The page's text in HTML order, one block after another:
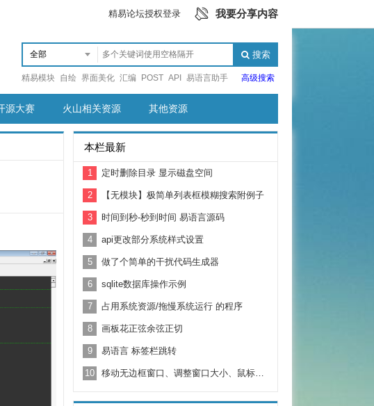
精易论坛授权登录 我要分享内容
搜索
精易模块 自绘 界面美化 汇编 POST API 易语言助手 高级搜索
源大赛 火山相关资源 其他资源
本栏最新
1 定时删除目录 显示磁盘空间
2 【无模块】极简单列表框模糊搜索附例子
3 时间到秒-秒到时间 易语言源码
4 api更改部分系统样式设置
5 做了个简单的干扰代码生成器
6 sqlite数据库操作示例
7 占用系统资源/拖慢系统运行 的程序
8 画板花正弦余弦正切
9 易语言 标签栏跳转
10 移动无边框窗口、调整窗口大小、鼠标移动移出事件